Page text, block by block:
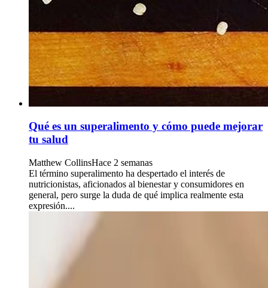
Qué es un superalimento y cómo puede mejorar
tu salud
Matthew CollinsHace 2 semanas
El término superalimento ha despertado el interés de
nutricionistas, aficionados al bienestar y consumidores en
general, pero surge la duda de qué implica realmente esta
expresión....